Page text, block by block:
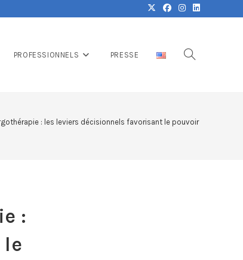
PROFESSIONNELS PRESSE
: les leviers décisionnels favorisant le pouvoir d’agir des
: